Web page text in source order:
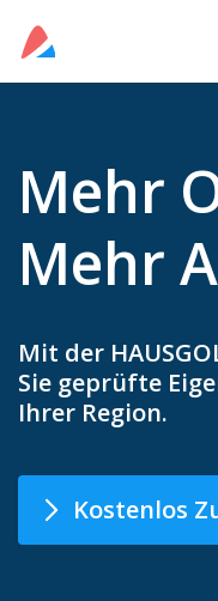
Mehr
Mehr
Mit der
Sie geprüfte
Ihrer Region.
Kostenlos